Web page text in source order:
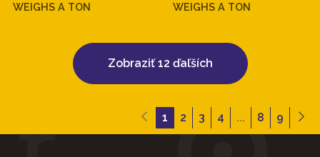
WEIGHS A TON
WEIGHS A TON
Zobraziť 12 ďaľších
1 2 3 4 ... 8 9